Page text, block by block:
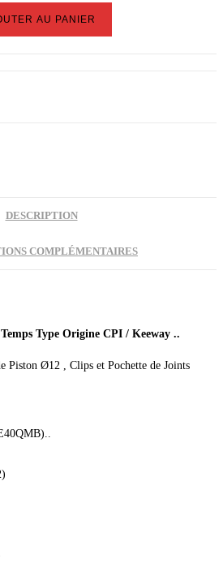
AU PANIER
DESCRIPTION
COMPLÉMENTAIRES
Type Origine CPI / Keeway ..
Piston Ø12 , Clips et Pochette de Joints